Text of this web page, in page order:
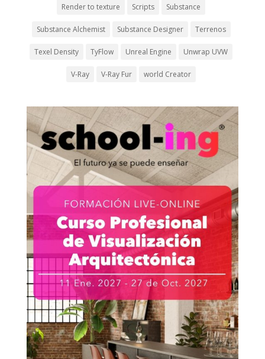
Render to texture Scripts Substance
Substance Alchemist Substance Designer Terrenos
Texel Density TyFlow Unreal Engine Unwrap UVW
V-Ray V-Ray Fur world Creator